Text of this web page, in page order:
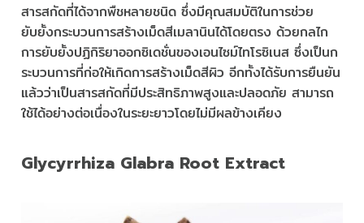
สารสกัดที่ได้จากพืชหลายชนิด ซึ่งมีคุณสมบัติในการช่วย
ยับยั้งกระบวนการสร้างเม็ดสีเมลานินได้โดยตรง ด้วยกลไก
การยับยั้งปฏิกิริยาออกซิเดชั่นของเอนไซม์ไทโรซิเนส ซึ่งเป็นก
ระบวนการที่ก่อให้เกิดการสร้างเม็ดสีผิว อีกทั้งได้รับการยืนยัน
แล้วว่าเป็นสารสกัดที่มีประสิทธิภาพสูงและปลอดภัย สามารถ
ใช้ได้อย่างต่อเนื่องในระยะยาวโดยไม่มีผลข้างเคียง
Glycyrrhiza Glabra Root Extract